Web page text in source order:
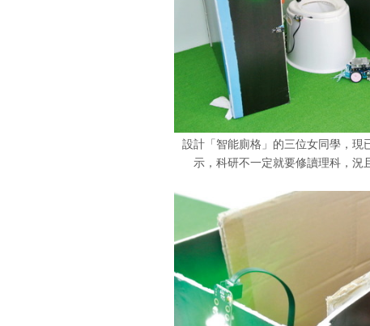
設計「智能廁格」的三位女同學，現
示，科研不一定就要修讀理科，況